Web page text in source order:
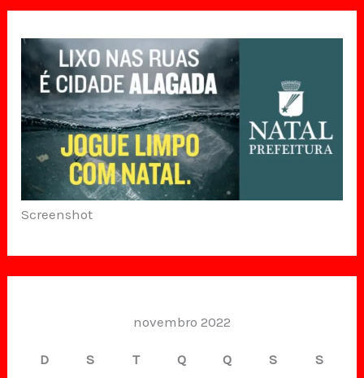
Screenshot
novembro 2022
D S T Q Q S S